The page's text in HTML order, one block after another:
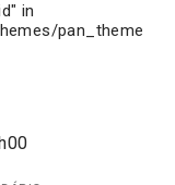
in
pan_theme/